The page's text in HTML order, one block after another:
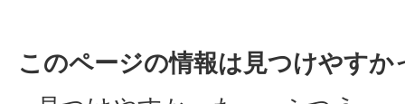
このページの情報は見つけやすか